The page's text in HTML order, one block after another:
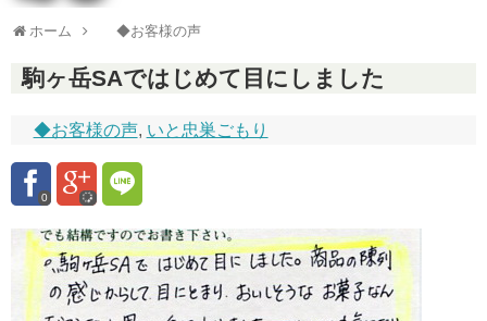
ホーム ◆お客様の声
駒ヶ岳SAではじめて目にしました
◆お客様の声, いと忠巣ごもり
0